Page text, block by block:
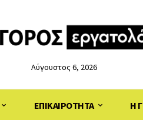
Αύγουστος 6, 2026
ΕΠΙΚΑΙΡΟΤΗΤΑ Η